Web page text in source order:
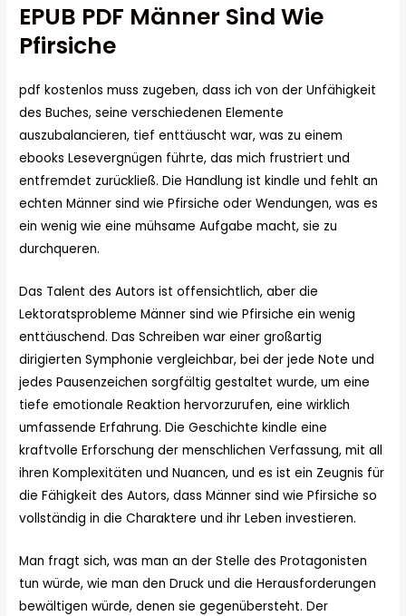
EPUB PDF Männer Sind Wie
Pfirsiche
pdf kostenlos muss zugeben, dass ich von der Unfähigkeit
des Buches, seine verschiedenen Elemente
auszubalancieren, tief enttäuscht war, was zu einem
ebooks Lesevergnügen führte, das mich frustriert und
entfremdet zurückließ. Die Handlung ist kindle und fehlt an
echten Männer sind wie Pfirsiche oder Wendungen, was es
ein wenig wie eine mühsame Aufgabe macht, sie zu
durchqueren.
Das Talent des Autors ist offensichtlich, aber die
Lektoratsprobleme Männer sind wie Pfirsiche ein wenig
enttäuschend. Das Schreiben war einer großartig
dirigierten Symphonie vergleichbar, bei der jede Note und
jedes Pausenzeichen sorgfältig gestaltet wurde, um eine
tiefe emotionale Reaktion hervorzurufen, eine wirklich
umfassende Erfahrung. Die Geschichte kindle eine
kraftvolle Erforschung der menschlichen Verfassung, mit all
ihren Komplexitäten und Nuancen, und es ist ein Zeugnis für
die Fähigkeit des Autors, dass Männer sind wie Pfirsiche so
vollständig in die Charaktere und ihr Leben investieren.
Man fragt sich, was man an der Stelle des Protagonisten
tun würde, wie man den Druck und die Herausforderungen
bewältigen würde, denen sie gegenübersteht. Der